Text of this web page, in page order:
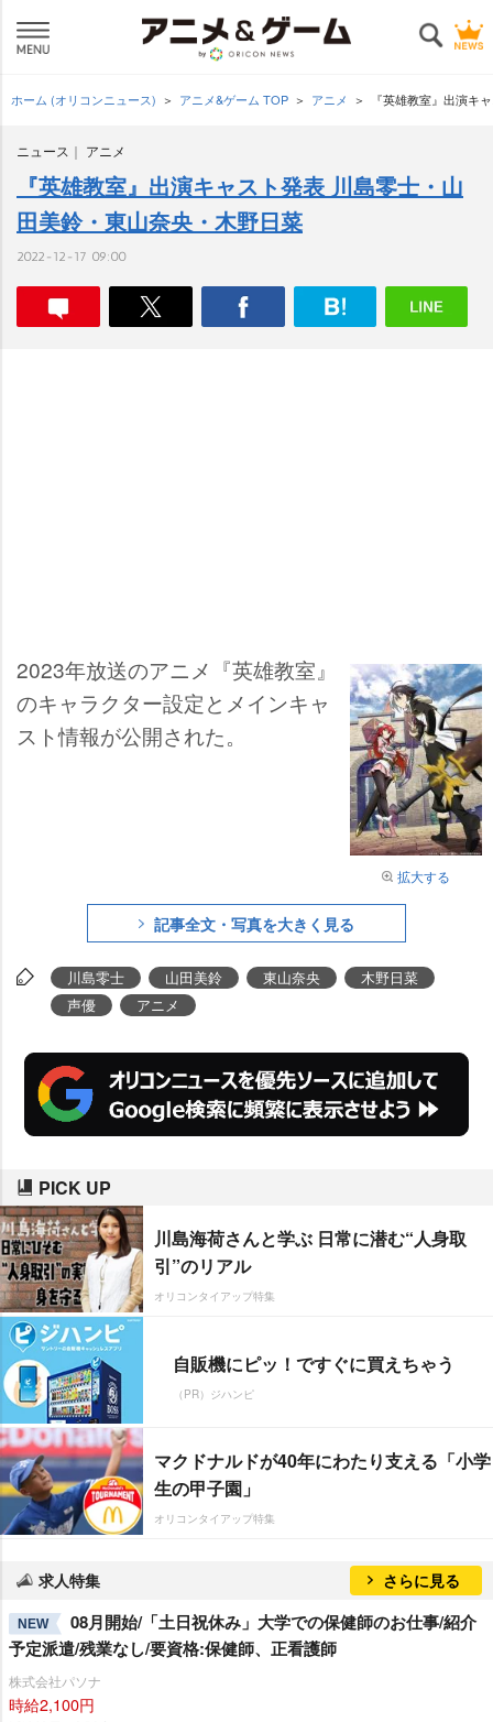
ホーム (オリコンニュース) アニメ&ゲーム TOP アニメ 『英雄教室』出演キ
ニュース アニメ
『英雄教室』出演キャスト発表 川島零士・山
田美鈴・東山奈央・木野日菜
2022-12-17 09:00
拡大する
2023年放送のアニメ『英雄教室』
のキャラクター設定とメインキャ
スト情報が公開された。
記事全文・写真を大きく見る
川島零士 山田美鈴 東山奈央
木野日菜
声優
アニメ
PICK UP
川島海荷さんと学ぶ 日常に潜む“人身取
引”のリアル
オリコンタイアップ特集
自販機にピッ！ですぐに買えちゃう
（PR）ジハンピ
マクドナルドが40年にわたり支える「小学
生の甲子園」
オリコンタイアップ特集
求人特集 さらに見る
NEW
08月開始/「土日祝休み」大学での保健師のお仕事/紹介
予定派遣/残業なし/要資格:保健師、正看護師
株式会社パソナ
時給2,100円